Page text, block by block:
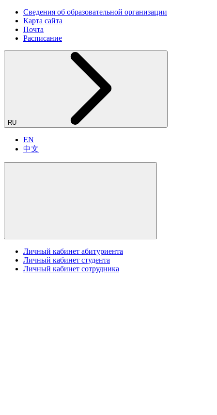
Сведения об образовательной организации
Карта сайта
Почта
Расписание
RU
EN
中文
Личный кабинет абитуриента
Личный кабинет студента
Личный кабинет сотрудника